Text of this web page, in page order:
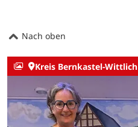
Nach oben
Kreis Bernkastel-Wittlich